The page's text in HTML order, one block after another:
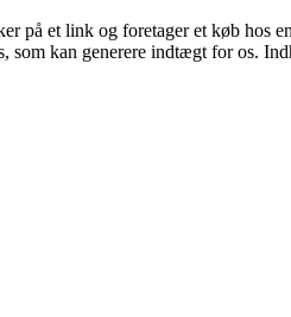
på et link og foretager et køb hos
kan generere indtægt for os.